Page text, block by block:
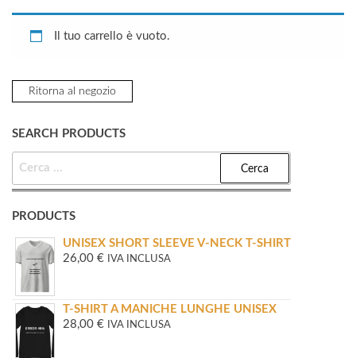
Il tuo carrello è vuoto.
Ritorna al negozio
SEARCH PRODUCTS
PRODUCTS
UNISEX SHORT SLEEVE V-NECK T-SHIRT
26,00 € IVA INCLUSA
T-SHIRT A MANICHE LUNGHE UNISEX
28,00 € IVA INCLUSA